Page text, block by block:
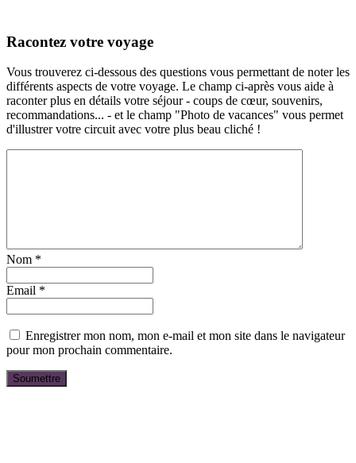
Racontez votre voyage
Vous trouverez ci-dessous des questions vous permettant de noter les
différents aspects de votre voyage. Le champ ci-après vous aide à
raconter plus en détails votre séjour - coups de cœur, souvenirs,
recommandations... - et le champ "Photo de vacances" vous permet
d'illustrer votre circuit avec votre plus beau cliché !
Nom *
Email *
Enregistrer mon nom, mon e-mail et mon site dans le navigateur
pour mon prochain commentaire.